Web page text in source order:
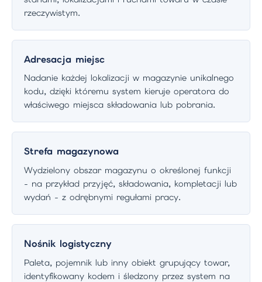
rzeczywistym.
Adresacja miejsc
Nadanie każdej lokalizacji w magazynie unikalnego
kodu, dzięki któremu system kieruje operatora do
właściwego miejsca składowania lub pobrania.
Strefa magazynowa
Wydzielony obszar magazynu o określonej funkcji
- na przykład przyjęć, składowania, kompletacji lub
wydań - z odrębnymi regułami pracy.
Nośnik logistyczny
Paleta, pojemnik lub inny obiekt grupujący towar,
identyfikowany kodem i śledzony przez system na